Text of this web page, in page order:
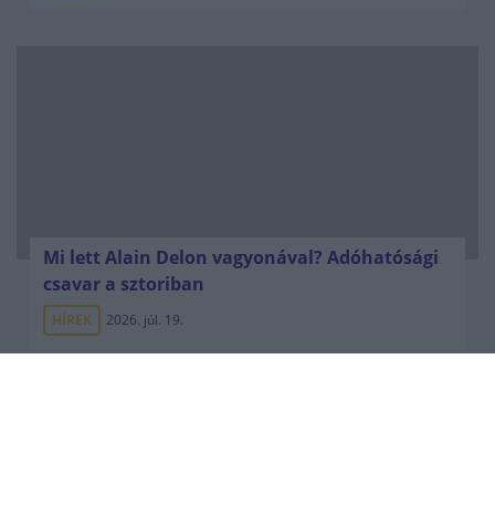
Mi lett Alain Delon vagyonával? Adóhatósági
csavar a sztoriban
HÍREK 2026. júl. 19.